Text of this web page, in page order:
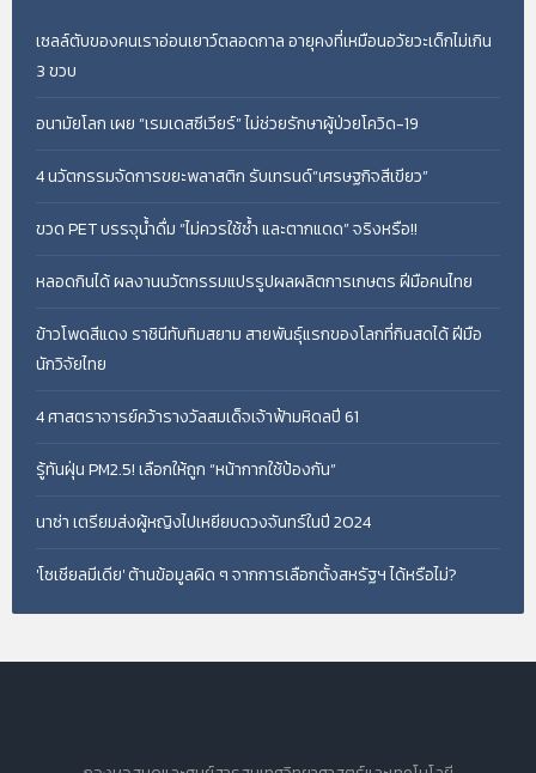
เซลล์ตับของคนเราอ่อนเยาว์ตลอดกาล อายุคงที่เหมือนอวัยวะเด็กไม่เกิน
3 ขวบ
อนามัยโลก เผย “เรมเดสซีเวียร์” ไม่ช่วยรักษาผู้ป่วยโควิด-19
4 นวัตกรรมจัดการขยะพลาสติก รับเทรนด์“เศรษฐกิจสีเขียว”
ขวด PET บรรจุน้ำดื่ม “ไม่ควรใช้ซ้ำ และตากแดด” จริงหรือ!!
หลอดกินได้ ผลงานนวัตกรรมแปรรูปผลผลิตการเกษตร ฝีมือคนไทย
ข้าวโพดสีแดง ราชินีทับทิมสยาม สายพันธุ์แรกของโลกที่กินสดได้ ฝีมือ
นักวิจัยไทย
4 ศาสตราจารย์คว้ารางวัลสมเด็จเจ้าฟ้ามหิดลปี 61
รู้ทันฝุ่น PM2.5! เลือกให้ถูก “หน้ากากใช้ป้องกัน”
นาซ่า เตรียมส่งผู้หญิงไปเหยียบดวงจันทร์ในปี 2024
'โซเชียลมีเดีย' ต้านข้อมูลผิด ๆ จากการเลือกตั้งสหรัฐฯ ได้หรือไม่?